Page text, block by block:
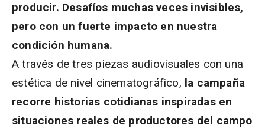
producir. Desafíos muchas veces invisibles,
pero con un fuerte impacto en nuestra
condición humana.
A través de tres piezas audiovisuales con una
estética de nivel cinematográfico, la campaña
recorre historias cotidianas inspiradas en
situaciones reales de productores del campo